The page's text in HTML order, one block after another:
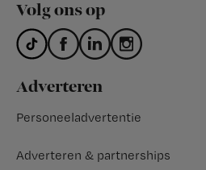
Volg ons op
Adverteren
Personeeladvertentie
Adverteren & partnerships